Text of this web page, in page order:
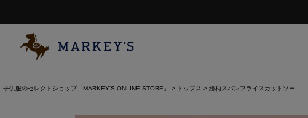
子供服のセレクトショップ「MARKEY'S ONLINE STORE」 トップス 総柄スパンフライスカットソー